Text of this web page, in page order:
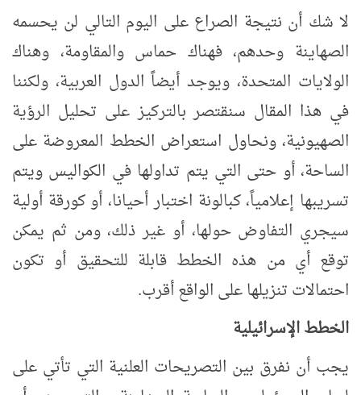
لا شك أن نتيجة الصراع على اليوم التالي لن يحسمه
الصهاينة وحدهم، فهناك حماس والمقاومة، وهناك
الولايات المتحدة، ويوجد أيضاً الدول العربية، ولكننا
في هذا المقال سنقتصر بالتركيز على تحليل الرؤية
الصهيونية، ونحاول استعراض الخطط المعروضة على
الساحة، أو حتى التي يتم تداولها في الكواليس ويتم
تسريبها إعلامياً، كبالونة اختبار أحيانا، أو كورقة أولية
سيجري التفاوض حولها، أو غير ذلك، ومن ثم يمكن
توقع أي من هذه الخطط قابلة للتحقيق أو تكون
احتمالات تنزيلها على الواقع أقرب.
الخطط الإسرائيلية
يجب أن نفرق بين التصريحات العلنية التي تأتي على